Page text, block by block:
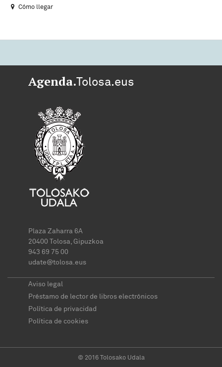
Cómo llegar
Agenda.Tolosa.eus
Plaza Zaharra 6A
20400 Tolosa, Gipuzkoa
943 69 75 00
udate@tolosa.eus
Aviso legal
Préstamo de lector de libros electrónicos
Política de privacidad
Política de cookies
© 2016 Tolosako Udala